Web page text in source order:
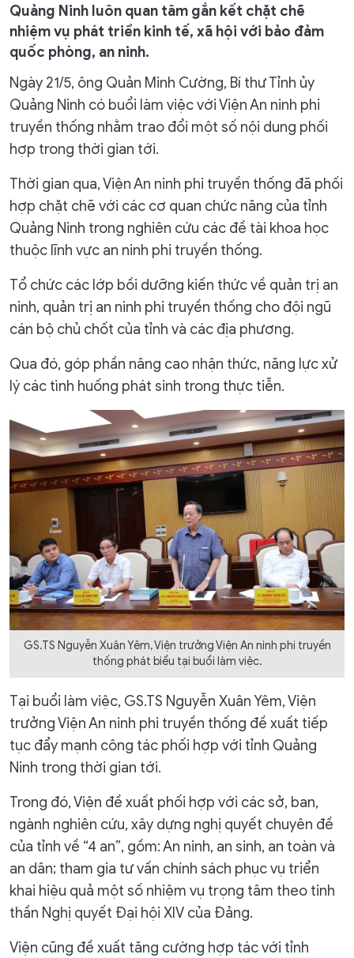
Quảng Ninh luôn quan tâm gắn kết chặt chẽ
nhiệm vụ phát triển kinh tế, xã hội với bảo đảm
quốc phòng, an ninh.
Ngày 21/5, ông Quản Minh Cường, Bí thư Tỉnh ủy
Quảng Ninh có buổi làm việc với Viện An ninh phi
truyền thống nhằm trao đổi một số nội dung phối
hợp trong thời gian tới.
Thời gian qua, Viện An ninh phi truyền thống đã phối
hợp chặt chẽ với các cơ quan chức năng của tỉnh
Quảng Ninh trong nghiên cứu các đề tài khoa học
thuộc lĩnh vực an ninh phi truyền thống.
Tổ chức các lớp bồi dưỡng kiến thức về quản trị an
ninh, quản trị an ninh phi truyền thống cho đội ngũ
cán bộ chủ chốt của tỉnh và các địa phương.
Qua đó, góp phần nâng cao nhận thức, năng lực xử
lý các tình huống phát sinh trong thực tiễn.
GS.TS Nguyễn Xuân Yêm, Viện trưởng Viện An ninh phi truyền
thống phát biểu tại buổi làm việc.
Tại buổi làm việc, GS.TS Nguyễn Xuân Yêm, Viện
trưởng Viện An ninh phi truyền thống đề xuất tiếp
tục đẩy mạnh công tác phối hợp với tỉnh Quảng
Ninh trong thời gian tới.
Trong đó, Viện đề xuất phối hợp với các sở, ban,
ngành nghiên cứu, xây dựng nghị quyết chuyên đề
của tỉnh về “4 an”, gồm: An ninh, an sinh, an toàn và
an dân; tham gia tư vấn chính sách phục vụ triển
khai hiệu quả một số nhiệm vụ trọng tâm theo tinh
thần Nghị quyết Đại hội XIV của Đảng.
Viện cũng đề xuất tăng cường hợp tác với tỉnh